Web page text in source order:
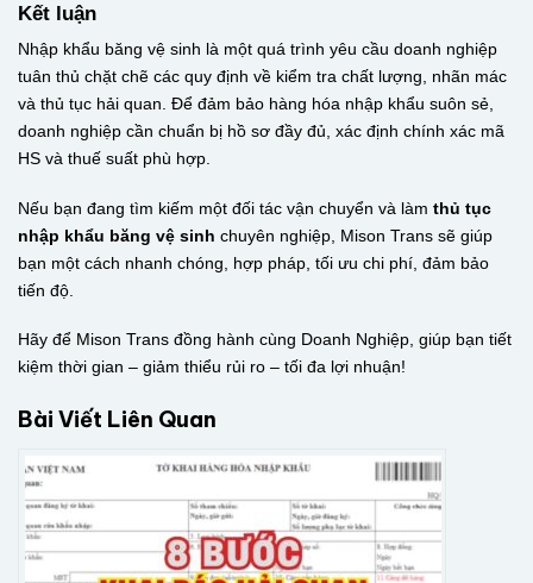
Kết luận
Nhập khẩu băng vệ sinh là một quá trình yêu cầu doanh nghiệp
tuân thủ chặt chẽ các quy định về kiểm tra chất lượng, nhãn mác
và thủ tục hải quan. Để đảm bảo hàng hóa nhập khẩu suôn sẻ,
doanh nghiệp cần chuẩn bị hồ sơ đầy đủ, xác định chính xác mã
HS và thuế suất phù hợp.
Nếu bạn đang tìm kiếm một đối tác vận chuyển và làm thủ tục
nhập khẩu băng vệ sinh chuyên nghiệp, Mison Trans sẽ giúp
bạn một cách nhanh chóng, hợp pháp, tối ưu chi phí, đảm bảo
tiến độ.
Hãy để Mison Trans đồng hành cùng Doanh Nghiệp, giúp bạn tiết
kiệm thời gian – giảm thiểu rủi ro – tối đa lợi nhuận!
Bài Viết Liên Quan